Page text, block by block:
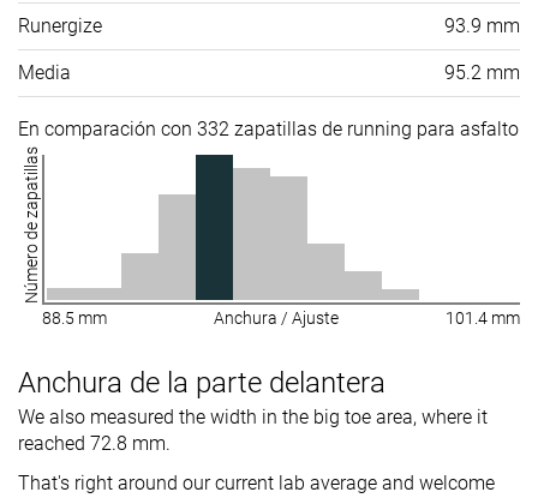
Runergize 93.9 mm
Media 95.2 mm
En comparación con 332 zapatillas de running para asfalto
Número de zapatillas
88.5 mm Anchura / Ajuste 101.4 mm
Anchura de la parte delantera
We also measured the width in the big toe area, where it
reached 72.8 mm.
That's right around our current lab average and welcome